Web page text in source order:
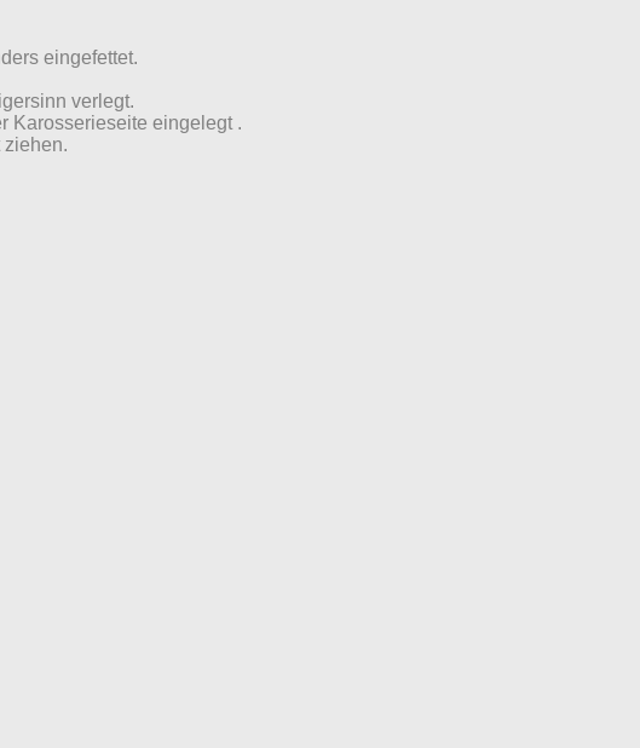
eingefettet.
verlegt.
Karosserieseite eingelegt .